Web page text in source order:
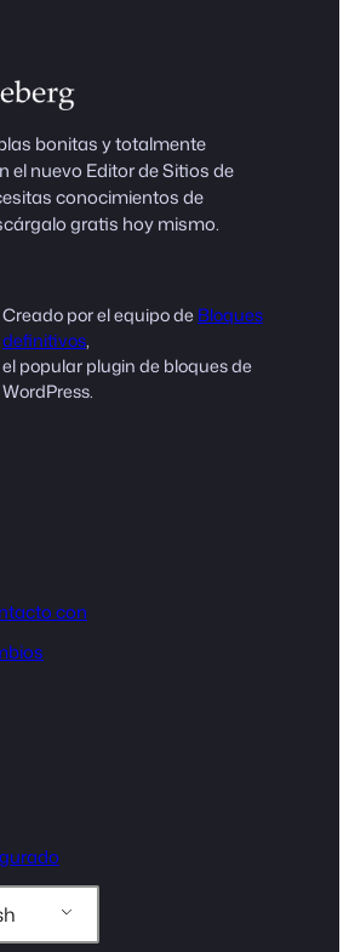
bonitas y totalmente
el nuevo Editor de Sitios de
conocimientos de
gratis hoy mismo.
Creado por el equipo deBloques
definitivos,
el popular plugin de bloques de
WordPress.
con